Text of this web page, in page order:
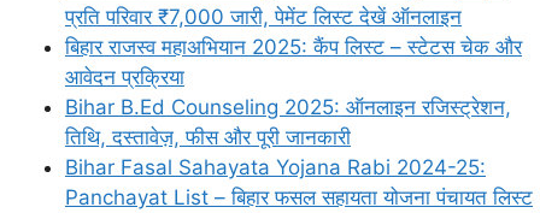
प्रति परिवार ₹7,000 जारी, पेमेंट लिस्ट देखें ऑनलाइन
बिहार राजस्व महाअभियान 2025: कैंप लिस्ट – स्टेटस चेक और
आवेदन प्रक्रिया
Bihar B.Ed Counseling 2025: ऑनलाइन रजिस्ट्रेशन,
तिथि, दस्तावेज़, फीस और पूरी जानकारी
Bihar Fasal Sahayata Yojana Rabi 2024-25:
Panchayat List – बिहार फसल सहायता योजना पंचायत लिस्ट